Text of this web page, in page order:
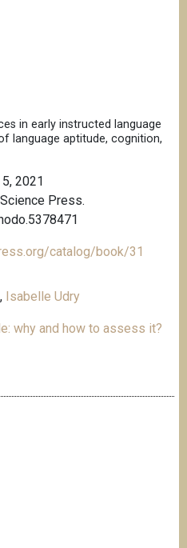
in early instructed language
language aptitude, cognition,
2021
Press.
catalog/book/31
, Isabelle Udry
why and how to assess it?